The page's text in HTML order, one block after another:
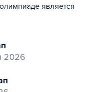
является
2026